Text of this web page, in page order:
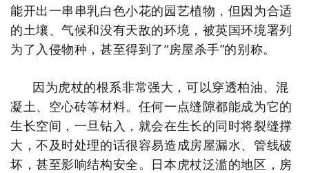
能开出一串串乳白色小花的园艺植物，但因为合适
的土壤、气候和没有天敌的环境，被英国环境署列
为了入侵物种，甚至得到了“房屋杀手”的别称。
因为虎杖的根系非常强大，可以穿透柏油、混
凝土、空心砖等材料。任何一点缝隙都能成为它的
生长空间，一旦钻入，就会在生长的同时将裂缝撑
大，不及时处理的话很容易造成房屋漏水、管线破
坏，甚至影响结构安全。 日本虎杖泛滥的地区，房